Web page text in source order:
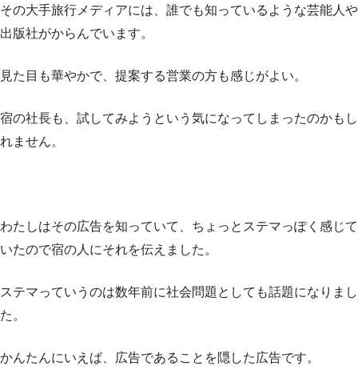
その大手旅行メディアには、誰でも知っているような芸能人や
出版社がからんでいます。
見た目も華やかで、提案する営業の方も感じがよい。
宿の社長も、試してみようという気になってしまったのかもし
れません。
わたしはその広告を知っていて、ちょっとステマっぽく感じて
いたので宿の人にそれを伝えました。
ステマっていうのは数年前に社会問題としても話題になりまし
た。
かんたんにいえば、広告であることを隠した広告です。